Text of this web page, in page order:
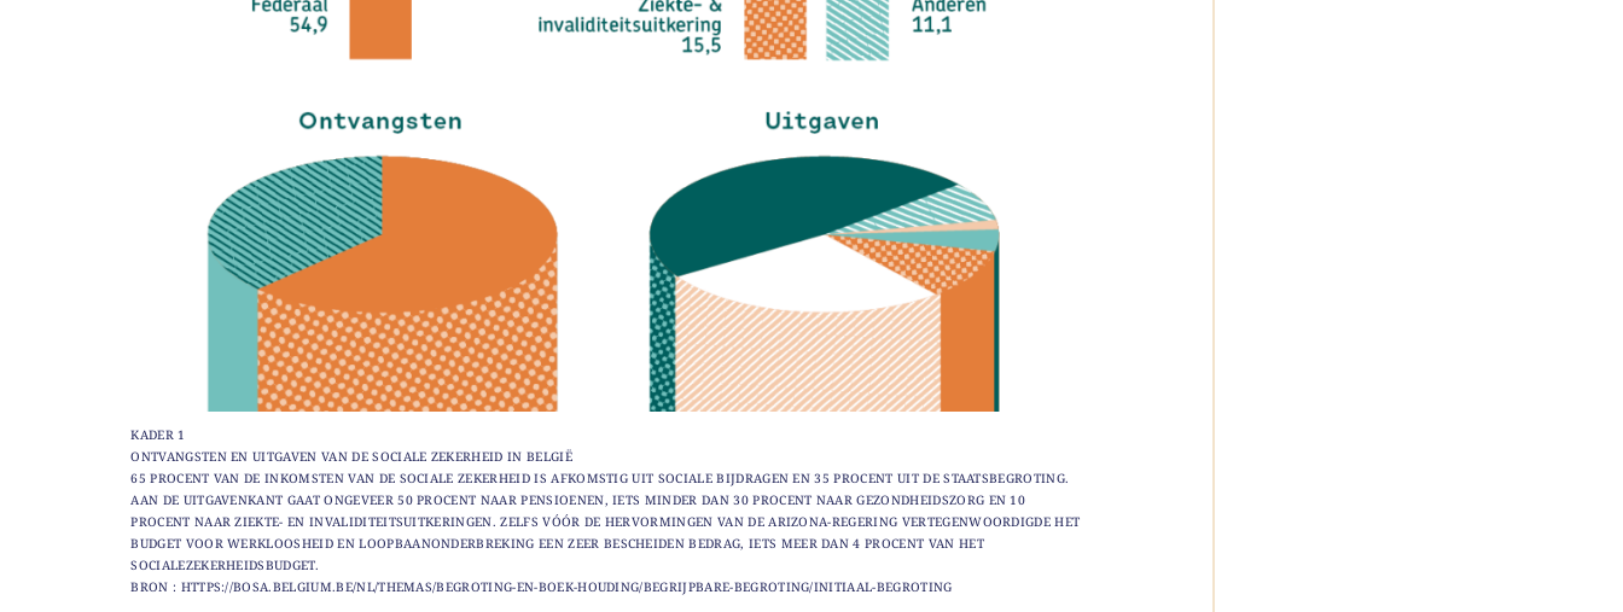
KADER 1
ONTVANGSTEN EN UITGAVEN VAN DE SOCIALE ZEKERHEID IN BELGIË
65 PROCENT VAN DE INKOMSTEN VAN DE SOCIALE ZEKERHEID IS AFKOMSTIG UIT SOCIALE BIJDRAGEN EN 35 PROCENT UIT DE STAATSBEGROTING.
AAN DE UITGAVENKANT GAAT ONGEVEER 50 PROCENT NAAR PENSIOENEN, IETS MINDER DAN 30 PROCENT NAAR GEZONDHEIDSZORG EN 10
PROCENT NAAR ZIEKTE- EN INVALIDITEITSUITKERINGEN. ZELFS VÓÓR DE HERVORMINGEN VAN DE ARIZONA-REGERING VERTEGENWOORDIGDE HET
BUDGET VOOR WERKLOOSHEID EN LOOPBAANONDERBREKING EEN ZEER BESCHEIDEN BEDRAG, IETS MEER DAN 4 PROCENT VAN HET
SOCIALEZEKERHEIDSBUDGET.
BRON : HTTPS://BOSA.BELGIUM.BE/NL/THEMAS/BEGROTING-EN-BOEK-HOUDING/BEGRIJPBARE-BEGROTING/INITIAAL-BEGROTING